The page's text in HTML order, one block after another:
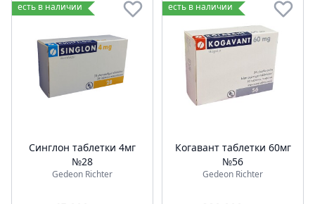
есть в наличии
Синглон таблетки 4мг
№28
Gedeon Richter
есть в наличии
Когавант таблетки 60мг
№56
Gedeon Richter